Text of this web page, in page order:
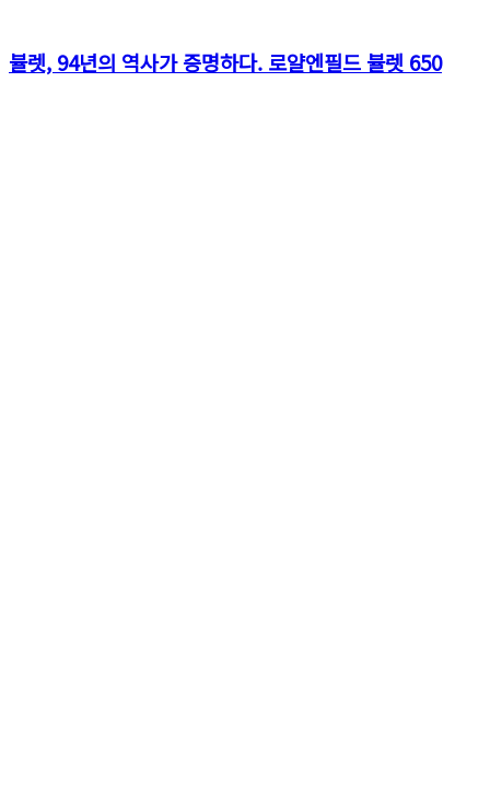
뷸렛, 94년의 역사가 증명하다. 로얄엔필드 뷸렛 650